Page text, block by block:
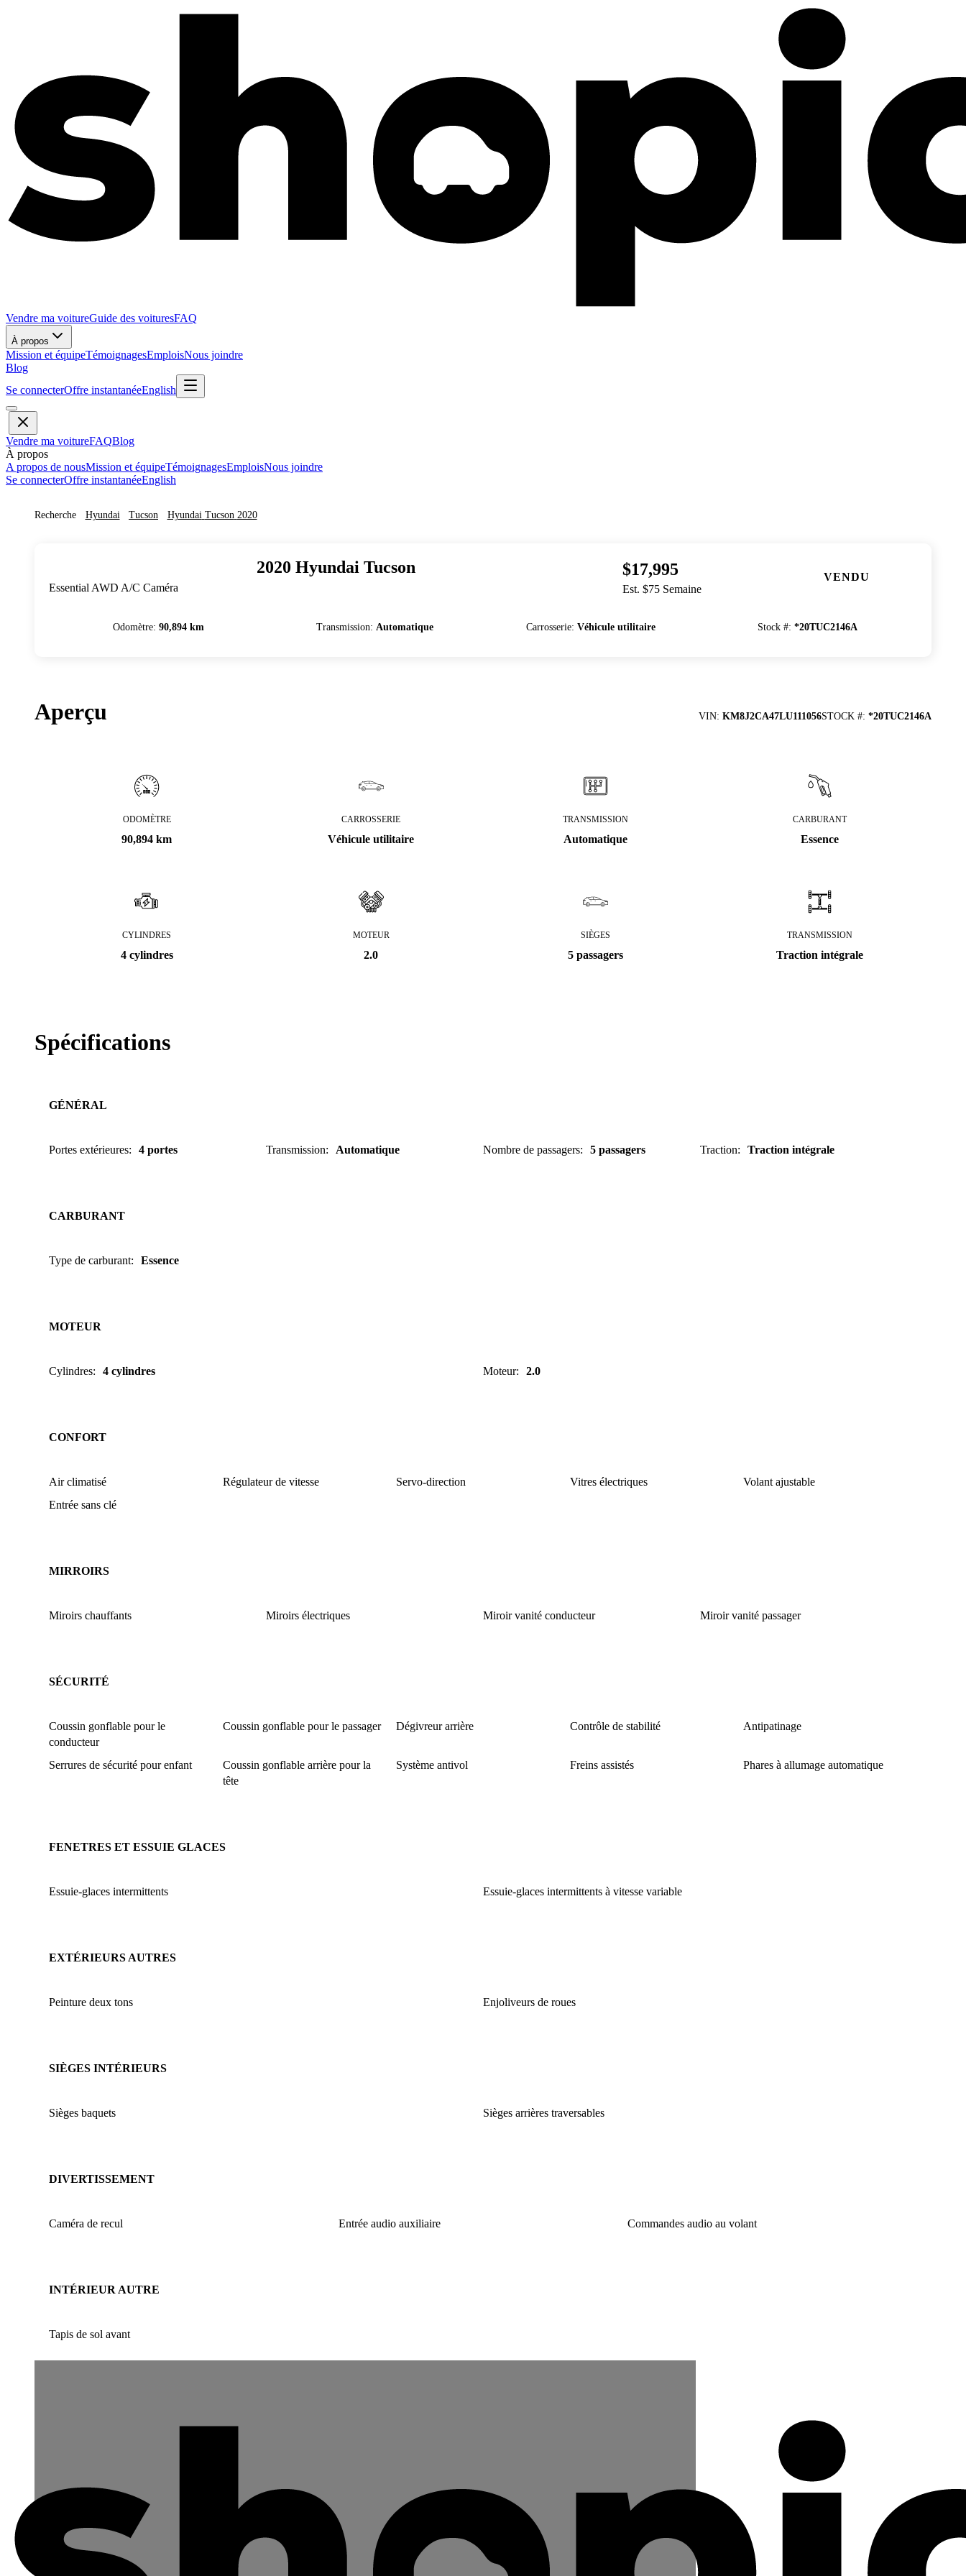
Vendre ma voitureGuide des voituresFAQ
À propos
Mission et équipeTémoignagesEmploisNous joindre
Blog
Se connecterOffre instantanéeEnglish
Vendre ma voitureFAQBlog
À propos
A propos de nousMission et équipeTémoignagesEmploisNous joindre
Se connecterOffre instantanéeEnglish
Recherche Hyundai Tucson Hyundai Tucson 2020
2020 Hyundai Tucson
Essential AWD A/C Caméra
$17,995
Est. $75 Semaine
VENDU
Odomètre:90,894 km Transmission:Automatique Carrosserie:Véhicule utilitaire Stock #: *20TUC2146A
Aperçu VIN: KM8J2CA47LU111056STOCK #: *20TUC2146A
ODOMÈTRE
90,894 km
CARROSSERIE
Véhicule utilitaire
TRANSMISSION
Automatique
CARBURANT
Essence
CYLINDRES
4 cylindres
MOTEUR
2.0
SIÈGES
5 passagers
TRANSMISSION
Traction intégrale
Spécifications
GÉNÉRAL
Portes extérieures: 4 portes Transmission: Automatique Nombre de passagers: 5 passagers Traction: Traction intégrale
CARBURANT
Type de carburant: Essence
MOTEUR
Cylindres: 4 cylindres Moteur: 2.0
CONFORT
Air climatisé Régulateur de vitesse Servo-direction Vitres électriques
Volant ajustable
Entrée sans clé
MIRROIRS
Miroirs chauffants Miroirs électriques Miroir vanité conducteur Miroir vanité passager
SÉCURITÉ
Coussin gonflable pour le
conducteur
Coussin gonflable pour le passager Dégivreur arrière Contrôle de stabilité Antipatinage
Serrures de sécurité pour enfant
Coussin gonflable arrière pour la
tête
Système antivol Freins assistés Phares à allumage automatique
FENETRES ET ESSUIE GLACES
Essuie-glaces intermittents Essuie-glaces intermittents à vitesse variable
EXTÉRIEURS AUTRES
Peinture deux tons Enjoliveurs de roues
SIÈGES INTÉRIEURS
Sièges baquets Sièges arrières traversables
DIVERTISSEMENT
Caméra de recul Entrée audio auxiliaire Commandes audio au volant
INTÉRIEUR AUTRE
Tapis de sol avant